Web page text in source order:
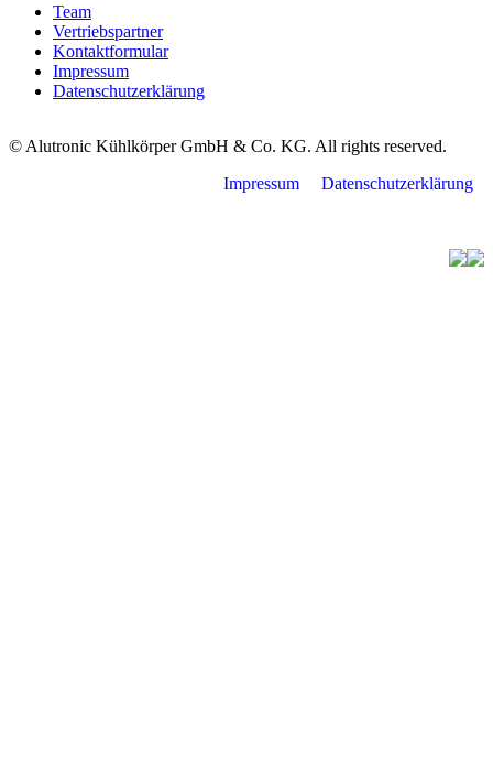
Team
Vertriebspartner
Kontaktformular
Impressum
Datenschutzerklärung
© Alutronic Kühlkörper GmbH & Co. KG. All rights reserved.
Impressum
Datenschutzerklärung